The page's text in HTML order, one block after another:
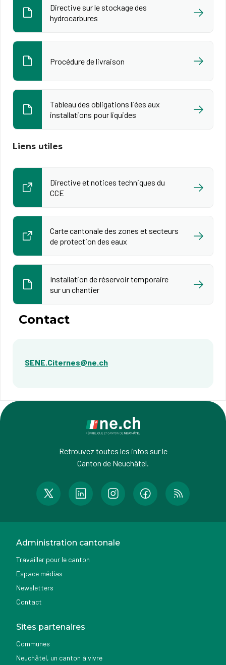
Directive sur le stockage des
hydrocarbures
Procédure de livraison
Tableau des obligations liées aux
installations pour liquides
Liens utiles
Directive et notices techniques du
CCE
Carte cantonale des zones et secteurs
de protection des eaux
Installation de réservoir temporaire
sur un chantier
Contact
SENE.Citernes@ne.ch
Retrouvez toutes les infos sur le
Canton de Neuchâtel.
Administration cantonale
Travailler pour le canton
Espace médias
Newsletters
Contact
Sites partenaires
Communes
Neuchâtel, un canton à vivre